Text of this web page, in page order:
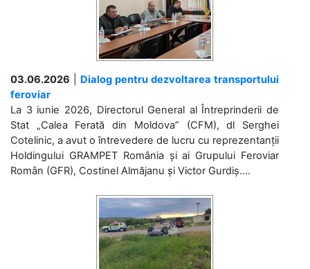
03.06.2026
Dialog pentru dezvoltarea transportului
feroviar
La 3 iunie 2026, Directorul General al Întreprinderii de
Stat „Calea Ferată din Moldova” (CFM), dl Serghei
Cotelinic, a avut o întrevedere de lucru cu reprezentanții
Holdingului GRAMPET România și ai Grupului Feroviar
Român (GFR), Costinel Almăjanu și Victor Gurdiș....